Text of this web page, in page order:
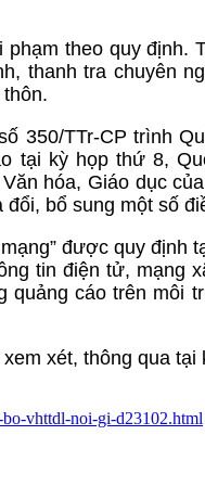
theo quy định.
thanh tra chuyên
350/TTr-CP trình
tại kỳ họp thứ 8,
hóa, Giáo dục
bổ sung một số
được quy định
tin điện tử, mạng
cáo trên môi
xét, thông qua
bo-vhttdl-noi-gi-d23102.html